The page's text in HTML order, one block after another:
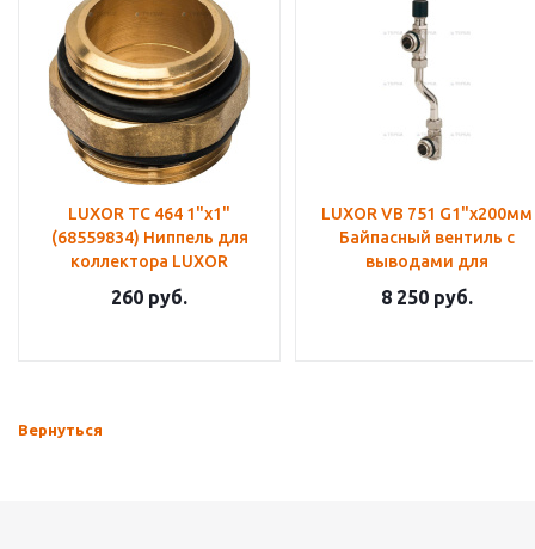
LUXOR TC 464 1"х1"
(68559834) Ниппель для
коллектора LUXOR
260 руб.
LUXOR VB 751 G1"x200мм
Байпасный вентиль с
выводами для
коллектора
8 250руб.
Вернуться